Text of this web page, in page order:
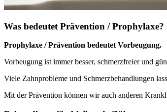
Was bedeutet Prävention / Prophylaxe?
Prophylaxe / Prävention bedeutet Vorbeugung.
Vorbeugung ist immer besser, schmerzfreier und
Viele Zahnprobleme und Schmerzbehandlungen
Mit der Prävention können wir auch anderen